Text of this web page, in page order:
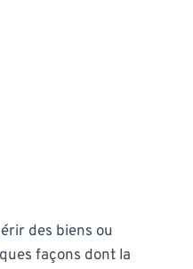
des biens ou
façons dont la